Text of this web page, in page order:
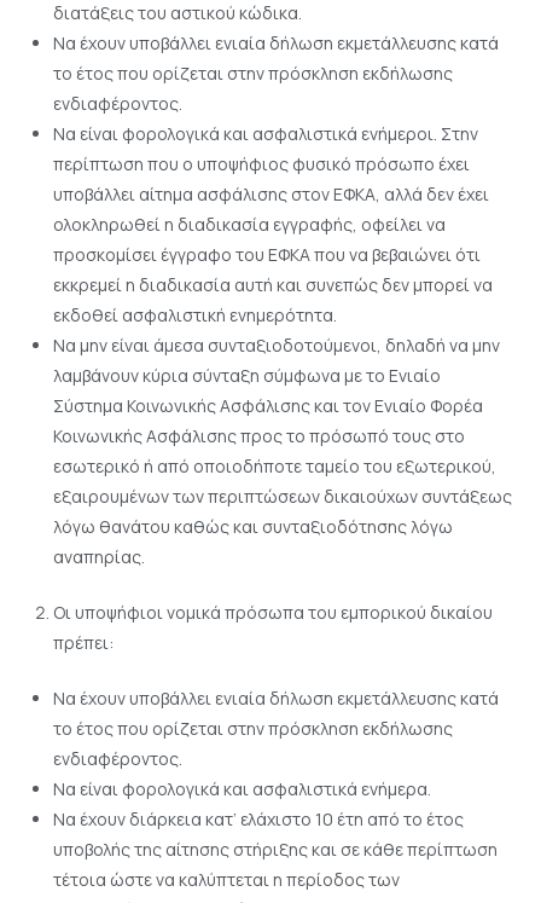
διατάξεις του αστικού κώδικα.
Να έχουν υποβάλλει ενιαία δήλωση εκμετάλλευσης κατά
το έτος που ορίζεται στην πρόσκληση εκδήλωσης
ενδιαφέροντος.
Να είναι φορολογικά και ασφαλιστικά ενήμεροι. Στην
περίπτωση που ο υποψήφιος φυσικό πρόσωπο έχει
υποβάλλει αίτημα ασφάλισης στον ΕΦΚΑ, αλλά δεν έχει
ολοκληρωθεί η διαδικασία εγγραφής, οφείλει να
προσκομίσει έγγραφο του ΕΦΚΑ που να βεβαιώνει ότι
εκκρεμεί η διαδικασία αυτή και συνεπώς δεν μπορεί να
εκδοθεί ασφαλιστική ενημερότητα.
Να μην είναι άμεσα συνταξιοδοτούμενοι, δηλαδή να μην
λαμβάνουν κύρια σύνταξη σύμφωνα με το Ενιαίο
Σύστημα Κοινωνικής Ασφάλισης και τον Ενιαίο Φορέα
Κοινωνικής Ασφάλισης προς το πρόσωπό τους στο
εσωτερικό ή από οποιοδήποτε ταμείο του εξωτερικού,
εξαιρουμένων των περιπτώσεων δικαιούχων συντάξεως
λόγω θανάτου καθώς και συνταξιοδότησης λόγω
αναπηρίας.
Οι υποψήφιοι νομικά πρόσωπα του εμπορικού δικαίου
πρέπει:
Να έχουν υποβάλλει ενιαία δήλωση εκμετάλλευσης κατά
το έτος που ορίζεται στην πρόσκληση εκδήλωσης
ενδιαφέροντος.
Να είναι φορολογικά και ασφαλιστικά ενήμερα.
Να έχουν διάρκεια κατ’ ελάχιστο 10 έτη από το έτος
υποβολής της αίτησης στήριξης και σε κάθε περίπτωση
τέτοια ώστε να καλύπτεται η περίοδος των